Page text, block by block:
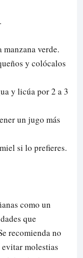
verde.
y colócalos
y licúa por 2 a 3
un jugo más
si lo prefieres.
como un
que
recomienda no
molestias